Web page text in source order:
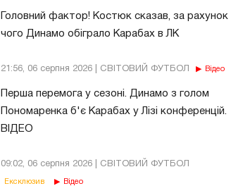
Головний фактор! Костюк сказав, за рахунок
чого Динамо обіграло Карабах в ЛК
21:56, 06 серпня 2026 | СВІТОВИЙ ФУТБОЛ Відео
Перша перемога у сезоні. Динамо з голом
Пономаренка б'є Карабах у Лізі конференцій.
ВІДЕО
09:02, 06 серпня 2026 | СВІТОВИЙ ФУТБОЛ
Ексклюзив Відео